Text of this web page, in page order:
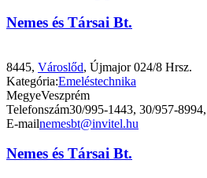
Nemes és Társai Bt.
8445, Városlőd, Újmajor 024/8 Hrsz.
Kategória:Emeléstechnika
MegyeVeszprém
Telefonszám30/995-1443, 30/957-
E-mailnemesbt@invitel.hu
Nemes és Társai Bt.